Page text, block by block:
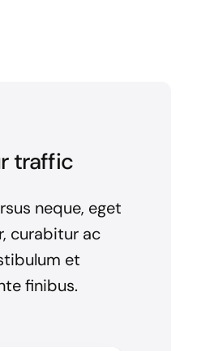
traffic
neque, eget
curabitur ac
et
finibus.